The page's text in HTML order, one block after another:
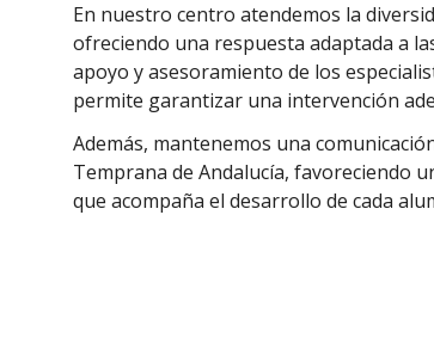
En nuestro centro atendemos la
ofreciendo una respuesta adaptada a
apoyo y asesoramiento de los
permite garantizar una intervención
Además, mantenemos una
Temprana de Andalucía, favoreciendo
que acompaña el desarrollo de cada